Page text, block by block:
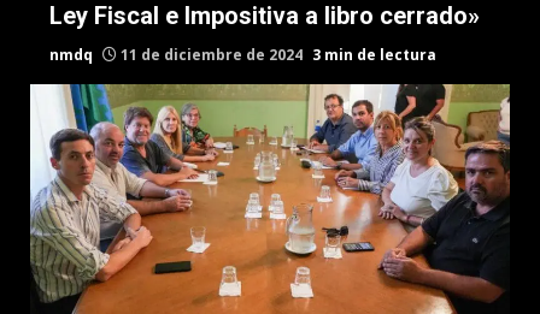
Ley Fiscal e Impositiva a libro cerrado»
nmdq 11 de diciembre de 2024 3 min de lectura